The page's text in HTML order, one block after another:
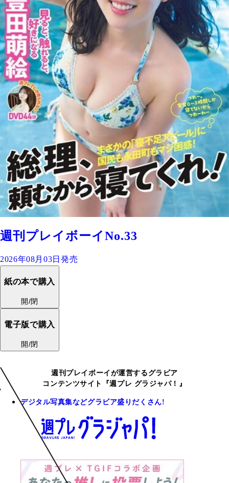
週刊プレイボーイNo.33
2026年08月03日発売
紙の本で購入
開/閉
電子版で購入
開/閉
週刊プレイボーイが運営するグラビア
コンテンツサイト『週プレ グラジャパ！』
デジタル写真集などグラビア盛りだくさん!